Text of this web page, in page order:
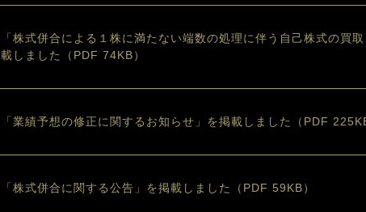
「株式併合による１株に満たない端数の処理に伴う自己株式の買
載しました（PDF 74KB）
「業績予想の修正に関するお知らせ」を掲載しました（PDF
「株式併合に関する公告」を掲載しました（PDF 59KB）